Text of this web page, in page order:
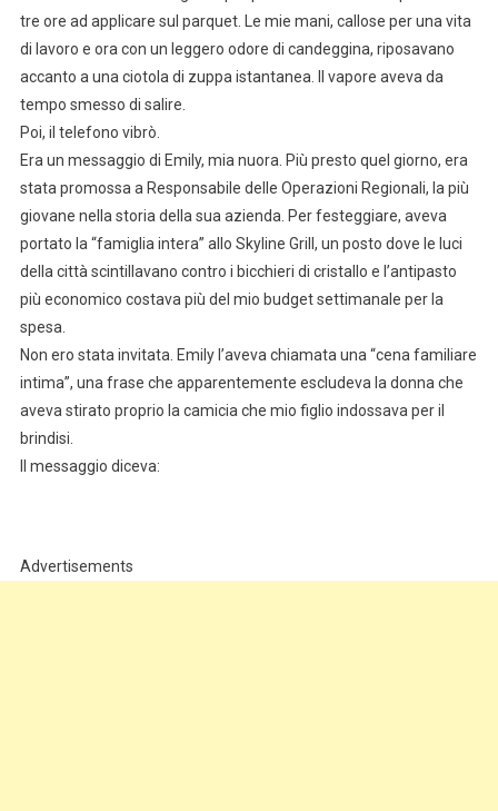
tre ore ad applicare sul parquet. Le mie mani, callose per una vita
di lavoro e ora con un leggero odore di candeggina, riposavano
accanto a una ciotola di zuppa istantanea. Il vapore aveva da
tempo smesso di salire.
Poi, il telefono vibrò.
Era un messaggio di Emily, mia nuora. Più presto quel giorno, era
stata promossa a Responsabile delle Operazioni Regionali, la più
giovane nella storia della sua azienda. Per festeggiare, aveva
portato la “famiglia intera” allo Skyline Grill, un posto dove le luci
della città scintillavano contro i bicchieri di cristallo e l’antipasto
più economico costava più del mio budget settimanale per la
spesa.
Non ero stata invitata. Emily l’aveva chiamata una “cena familiare
intima”, una frase che apparentemente escludeva la donna che
aveva stirato proprio la camicia che mio figlio indossava per il
brindisi.
Il messaggio diceva:
Advertisements